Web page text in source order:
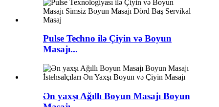
Pulse Techno ilə Çiyin və Boyun
Masajı...
Ən yaxşı Ağıllı Boyun Masajı Boyun